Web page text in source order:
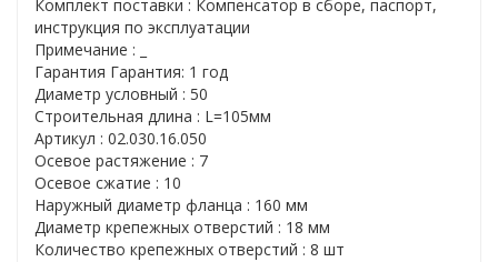
Комплект поставки : Компенсатор в сборе, паспорт,
инструкция по эксплуатации
Примечание : _
Гарантия Гарантия: 1 год
Диаметр условный : 50
Строительная длина : L=105мм
Артикул : 02.030.16.050
Осевое растяжение : 7
Осевое сжатие : 10
Наружный диаметр фланца : 160 мм
Диаметр крепежных отверстий : 18 мм
Количество крепежных отверстий : 8 шт